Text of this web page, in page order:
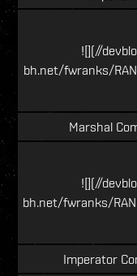
![](//
bh.net/fwranks/
Marshal
![](//
bh.net/fwranks/
Imperator